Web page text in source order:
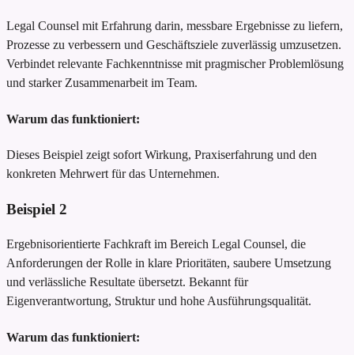
Legal Counsel mit Erfahrung darin, messbare Ergebnisse zu liefern,
Prozesse zu verbessern und Geschäftsziele zuverlässig umzusetzen.
Verbindet relevante Fachkenntnisse mit pragmischer Problemlösung
und starker Zusammenarbeit im Team.
Warum das funktioniert:
Dieses Beispiel zeigt sofort Wirkung, Praxiserfahrung und den
konkreten Mehrwert für das Unternehmen.
Beispiel 2
Ergebnisorientierte Fachkraft im Bereich Legal Counsel, die
Anforderungen der Rolle in klare Prioritäten, saubere Umsetzung
und verlässliche Resultate übersetzt. Bekannt für
Eigenverantwortung, Struktur und hohe Ausführungsqualität.
Warum das funktioniert: